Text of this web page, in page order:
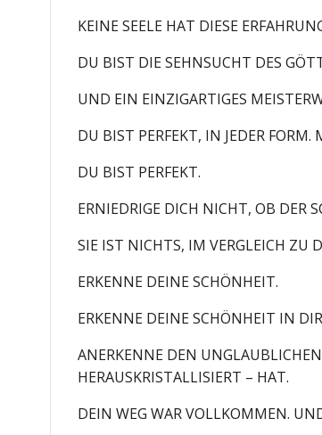
KEINE SEELE HAT DIESE
DU BIST DIE SEHNSUCHT DES
UND EIN EINZIGARTIGES
DU BIST PERFEKT, IN JEDER FORM.
DU BIST PERFEKT.
ERNIEDRIGE DICH NICHT, OB DER
SIE IST NICHTS, IM VERGLEICH ZU
ERKENNE DEINE SCHÖNHEIT.
ERKENNE DEINE SCHÖNHEIT IN
ANERKENNE DEN
HERAUSKRISTALLISIERT – HAT.
DEIN WEG WAR VOLLKOMMEN.